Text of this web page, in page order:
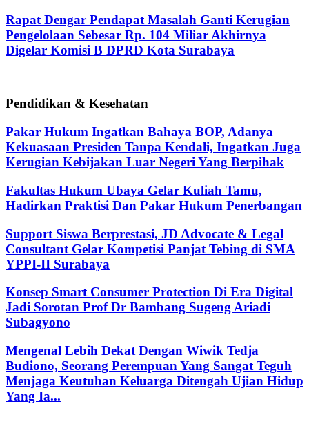
Rapat Dengar Pendapat Masalah Ganti Kerugian
Pengelolaan Sebesar Rp. 104 Miliar Akhirnya
Digelar Komisi B DPRD Kota Surabaya
Pendidikan & Kesehatan
Pakar Hukum Ingatkan Bahaya BOP, Adanya
Kekuasaan Presiden Tanpa Kendali, Ingatkan Juga
Kerugian Kebijakan Luar Negeri Yang Berpihak
Fakultas Hukum Ubaya Gelar Kuliah Tamu,
Hadirkan Praktisi Dan Pakar Hukum Penerbangan
Support Siswa Berprestasi, JD Advocate & Legal
Consultant Gelar Kompetisi Panjat Tebing di SMA
YPPI-II Surabaya
Konsep Smart Consumer Protection Di Era Digital
Jadi Sorotan Prof Dr Bambang Sugeng Ariadi
Subagyono
Mengenal Lebih Dekat Dengan Wiwik Tedja
Budiono, Seorang Perempuan Yang Sangat Teguh
Menjaga Keutuhan Keluarga Ditengah Ujian Hidup
Yang Ia...